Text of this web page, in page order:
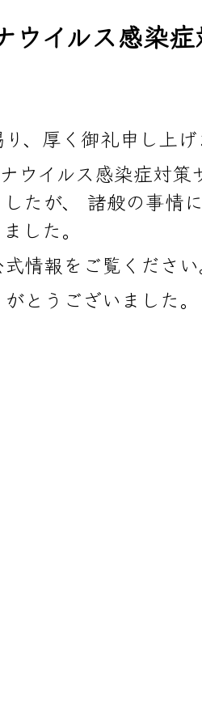
ウイルス感染
、厚く御礼申し上げ
ウイルス感染症対策
たが、 諸般の事情
した。
情報をご覧ください
とうございました。